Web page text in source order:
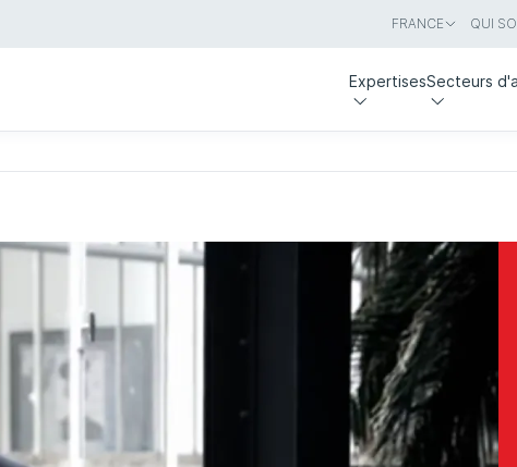
FRANCE QUI
ExpertisesSecteurs